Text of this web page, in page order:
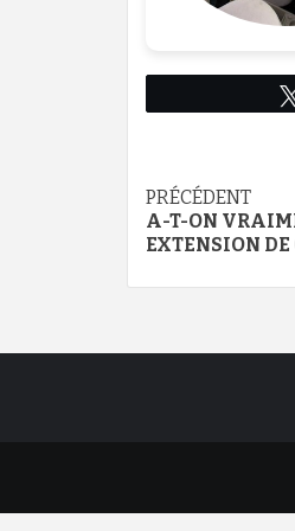
Continue
Reading
PRÉCÉDENT
A-T-ON
EXTENSION